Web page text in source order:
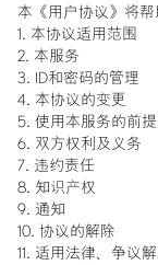
非凡之境
本《用户协议》将帮
1. 本协议适用范围
2. 本服务
3. ID和密码的管理
4. 本协议的变更
5. 使用本服务的前
6. 双方权利及义务
7. 违约责任
8. 知识产权
9. 通知
10. 协议的解除
11. 适用法律、争议